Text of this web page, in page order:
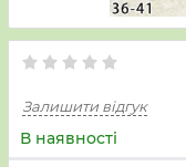
Залишити відгук
В наявності